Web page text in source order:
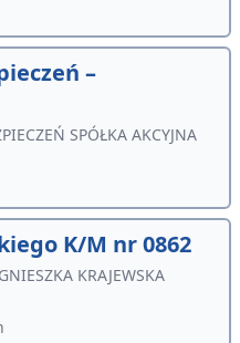
–
SPÓŁKA AKCYJNA
K/M nr 0862
KRAJEWSKA